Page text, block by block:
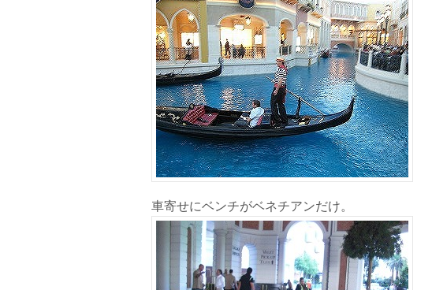
車寄せにベンチがベネチアンだけ。